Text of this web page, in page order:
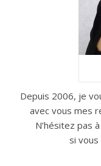
Depuis 2006, je
avec vous mes
N’hésitez pas
si